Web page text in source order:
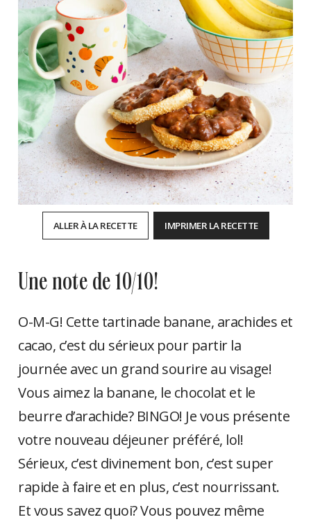
ALLER À LA RECETTE IMPRIMER LA RECETTE
une note de 10/10!
O-M-G! Cette tartinade banane, arachides et
cacao, c’est du sérieux pour partir la
journée avec un grand sourire au visage!
Vous aimez la banane, le chocolat et le
beurre d’arachide? BINGO! Je vous présente
votre nouveau déjeuner préféré, lol!
Sérieux, c’est divinement bon, c’est super
rapide à faire et en plus, c’est nourrissant.
Et vous savez quoi? Vous pouvez même